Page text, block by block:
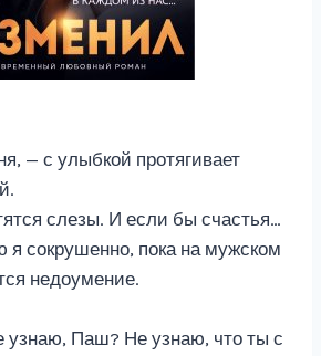
— с улыбкой протягивает
слезы. И если бы счастья…
я сокрушенно, пока на мужском
недоумение.
узнаю, Паш? Не узнаю, что ты с